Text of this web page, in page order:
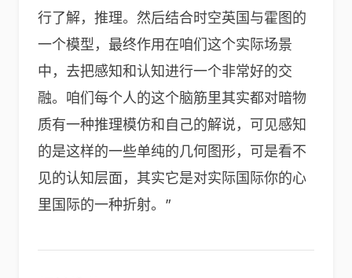
行了解，推理。然后结合时空英国与霍图的
一个模型，最终作用在咱们这个实际场景
中，去把感知和认知进行一个非常好的交
融。咱们每个人的这个脑筋里其实都对暗物
质有一种推理模仿和自己的解说，可见感知
的是这样的一些单纯的几何图形，可是看不
见的认知层面，其实它是对实际国际你的心
里国际的一种折射。”